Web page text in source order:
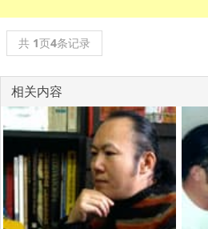
共 1页4条记录
相关内容